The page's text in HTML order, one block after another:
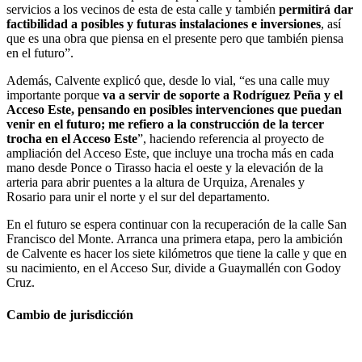
servicios a los vecinos de esta de esta calle y también permitirá dar
factibilidad a posibles y futuras instalaciones e inversiones, así
que es una obra que piensa en el presente pero que también piensa
en el futuro”.
Además, Calvente explicó que, desde lo vial, “es una calle muy
importante porque va a servir de soporte a Rodríguez Peña y el
Acceso Este, pensando en posibles intervenciones que puedan
venir en el futuro; me refiero a la construcción de la tercer
trocha en el Acceso Este”, haciendo referencia al proyecto de
ampliación del Acceso Este, que incluye una trocha más en cada
mano desde Ponce o Tirasso hacia el oeste y la elevación de la
arteria para abrir puentes a la altura de Urquiza, Arenales y
Rosario para unir el norte y el sur del departamento.
En el futuro se espera continuar con la recuperación de la calle San
Francisco del Monte. Arranca una primera etapa, pero la ambición
de Calvente es hacer los siete kilómetros que tiene la calle y que en
su nacimiento, en el Acceso Sur, divide a Guaymallén con Godoy
Cruz.
Cambio de jurisdicción